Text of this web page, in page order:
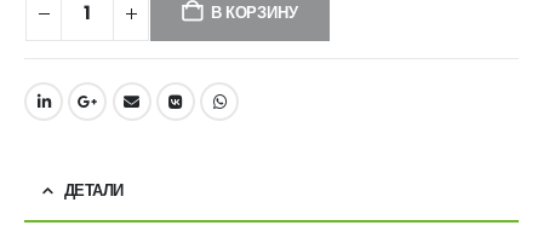
В КОРЗИНУ
ДЕТАЛИ